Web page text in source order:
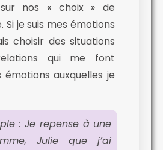
nos « choix » de
Si je suis mes émotions
choisir des situations
qui me font
émotions auxquelles je
: Je repense à une
Julie que j’ai